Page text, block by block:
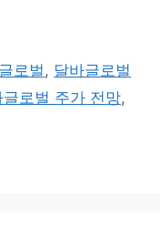
로벌, 달바글로벌
글로벌 주가 전망,